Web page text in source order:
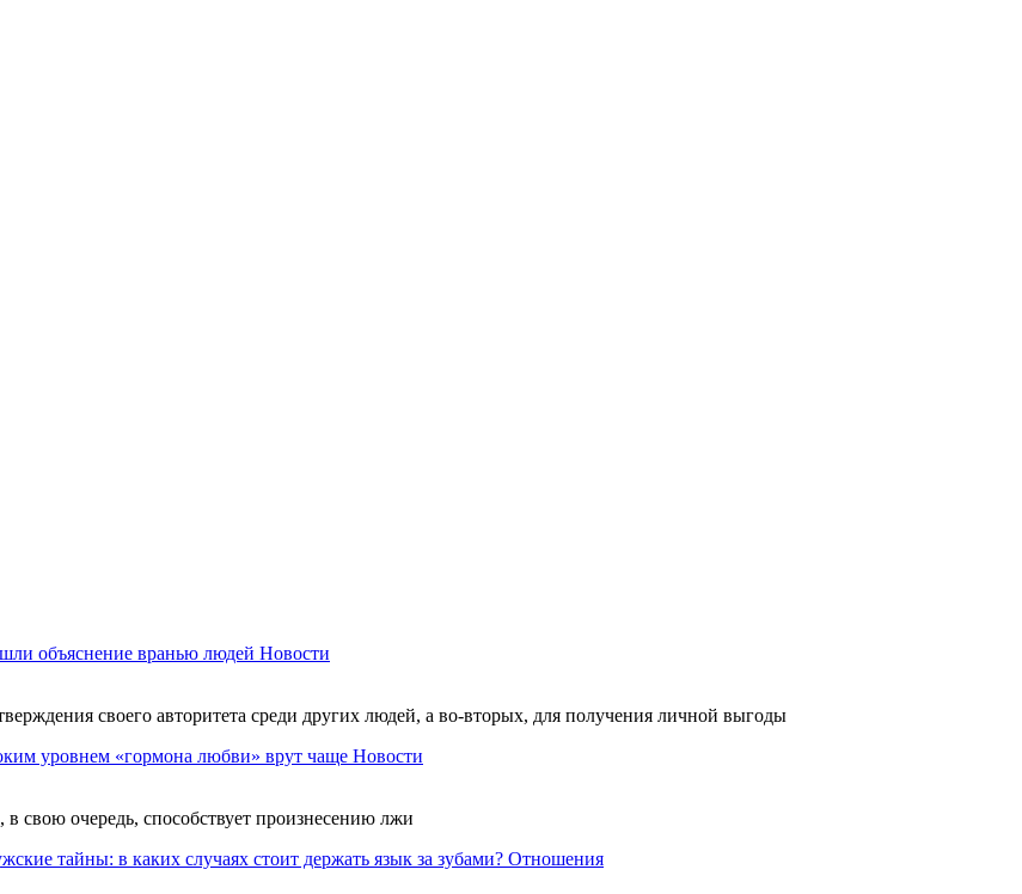
объяснение вранью людей Новости
своего авторитета среди других людей, а во-вторых, для получения личной выгоды
уровнем «гормона любви» врут чаще Новости
свою очередь, способствует произнесению лжи
тайны: в каких случаях стоит держать язык за зубами? Отношения